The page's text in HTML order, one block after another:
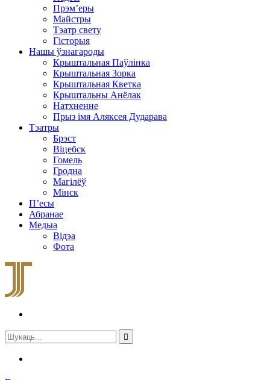
Прэм’еры
Майстры
Тэатр свету
Гісторыя
Нашы ўзнагароды
Крыштальная Паўлінка
Крыштальная Зорка
Крыштальная Кветка
Крыштальны Анёлак
Натхненне
Прыз імя Аляксея Дударава
Тэатры
Брэст
Віцебск
Гомель
Гродна
Магілёў
Мінск
П’есы
Абранае
Медыа
Відэа
Фота